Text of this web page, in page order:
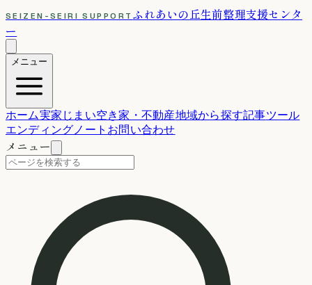
SEIZEN-SEIRI SUPPORT ふれあいの丘生前整理支援センタ
ー
メニュー
ホーム実家じまい空き家・不動産地域から探す記事ツール
エンディングノート お問い合わせ
メニュー